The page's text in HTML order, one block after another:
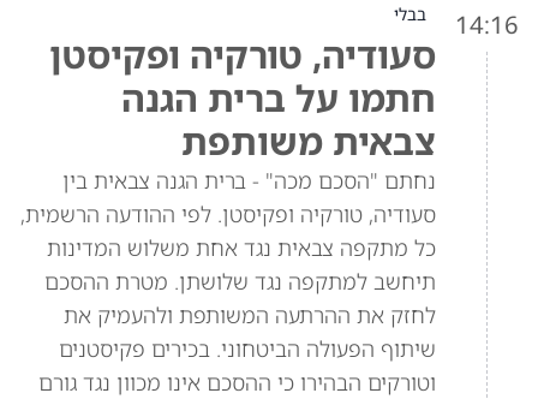
14:16 בבלי
סעודיה, טורקיה ופקיסטן
חתמו על ברית הגנה
צבאית משותפת
נחתם "הסכם מכה" - ברית הגנה צבאית בין
סעודיה, טורקיה ופקיסטן. לפי ההודעה הרשמית,
כל מתקפה צבאית נגד אחת משלוש המדינות
תיחשב למתקפה נגד שלושתן. מטרת ההסכם
לחזק את ההרתעה המשותפת ולהעמיק את
שיתוף הפעולה הביטחוני. בכירים פקיסטנים
וטורקים הבהירו כי ההסכם אינו מכוון נגד גורם